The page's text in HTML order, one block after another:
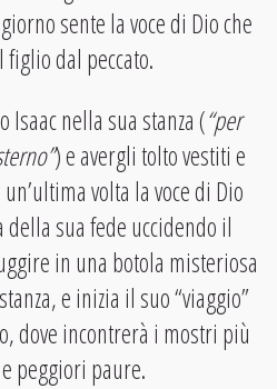
sente la voce di Dio che
dal peccato.
Isaac nella sua stanza (“per
) e avergli tolto vestiti e
volta la voce di Dio
sua fede uccidendo il
in una botola misteriosa
e inizia il suo “viaggio”
dove incontrerà i mostri più
peggiori paure.